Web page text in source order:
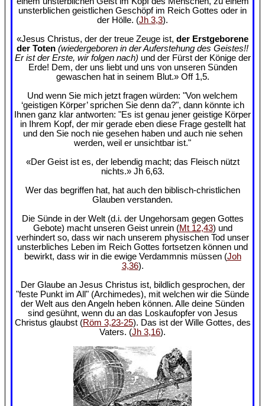
unsterblichen geistlichen Geschöpf im Reich Gottes oder in
der Hölle. (Jh 3,3).
«Jesus Christus, der der treue Zeuge ist, der Erstgeborene
der Toten (wiedergeboren in der Auferstehung des Geistes!!
Er ist der Erste, wir folgen nach) und der Fürst der Könige der
Erde! Dem, der uns liebt und uns von unseren Sünden
gewaschen hat in seinem Blut.» Off 1,5.
Und wenn Sie mich jetzt fragen würden: "Von welchem
‘geistigen Körper’ sprichen Sie denn da?", dann könnte ich
Ihnen ganz klar antworten: "Es ist genau jener geistige Körper
in Ihrem Kopf, der mir gerade eben diese Frage gestellt hat
und den Sie noch nie gesehen haben und auch nie sehen
werden, weil er unsichtbar ist."
«Der Geist ist es, der lebendig macht; das Fleisch nützt
nichts.» Jh 6,63.
Wer das begriffen hat, hat auch den biblisch-christlichen
Glauben verstanden.
Die Sünde in der Welt (d.i. der Ungehorsam gegen Gottes
Gebote) macht unseren Geist unrein (Mt 12,43) und
verhindert so, dass wir nach unserem physischen Tod unser
unsterbliches Leben im Reich Gottes fortsetzen können und
bewirkt, dass wir in die ewige Verdammnis müssen (Joh
3,36).
Der Glaube an Jesus Christus ist, bildlich gesprochen, der
"feste Punkt im All" (Archimedes), mit welchen wir die Sünde
der Welt aus den Angeln heben können. Alle deine Sünden
sind gesühnt, wenn du an das Loskaufopfer von Jesus
Christus glaubst (Röm 3,23-25). Das ist der Wille Gottes, des
Vaters. (Jh 3,16).